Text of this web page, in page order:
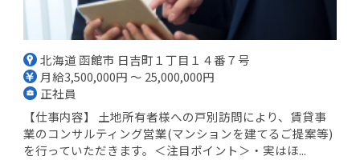
北海道 函館市 日吉町１丁目１４番７号
月給3,500,000円 ～ 25,000,000円
正社員
【仕事内容】 土地所有者様への戸別訪問により、賃貸事
業のコンサルティング営業(マンションを建てるご提案等)
を行っていただきます。＜注目ポイント＞・実はほ...